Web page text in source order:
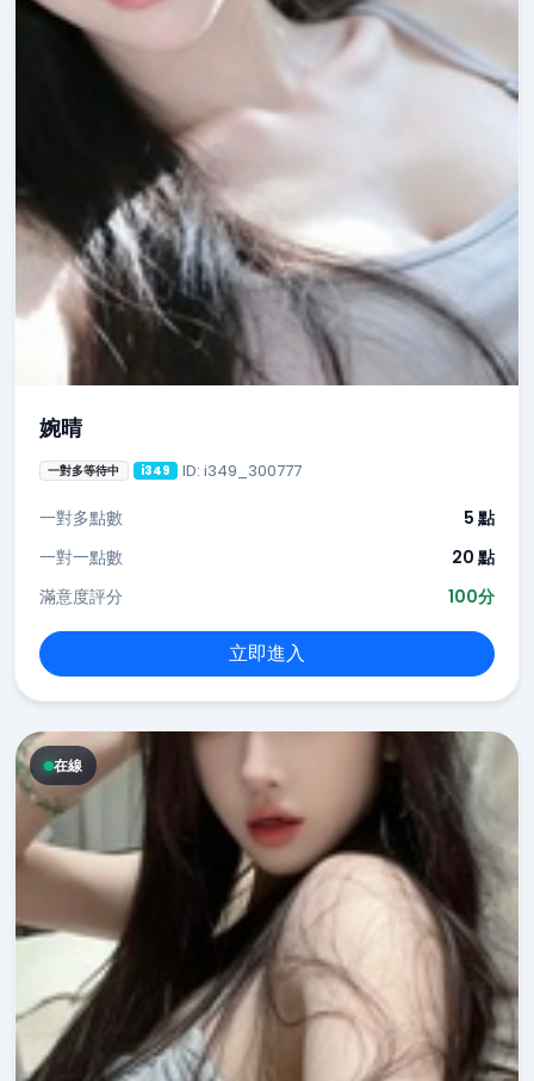
婉晴
一對多等待中 i349 ID: i349_300777
一對多點數
5 點
一對一點數
20 點
滿意度評分
100分
立即進入
在線